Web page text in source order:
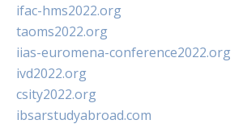
ifac-hms2022.org
taoms2022.org
iias-euromena-conference2022.org
ivd2022.org
csity2022.org
ibsarstudyabroad.com